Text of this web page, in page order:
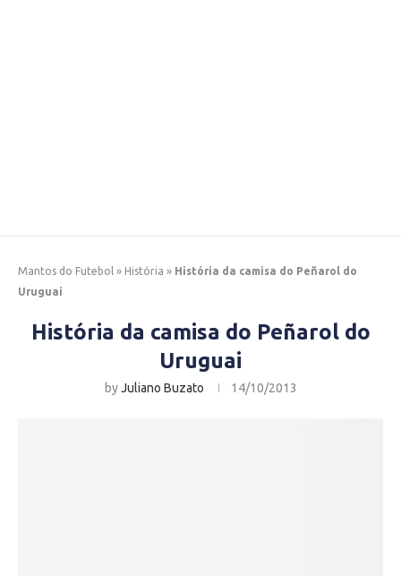
Mantos do Futebol » História » História da camisa do Peñarol do
Uruguai
História da camisa do Peñarol do
Uruguai
byJuliano Buzato 14/10/2013